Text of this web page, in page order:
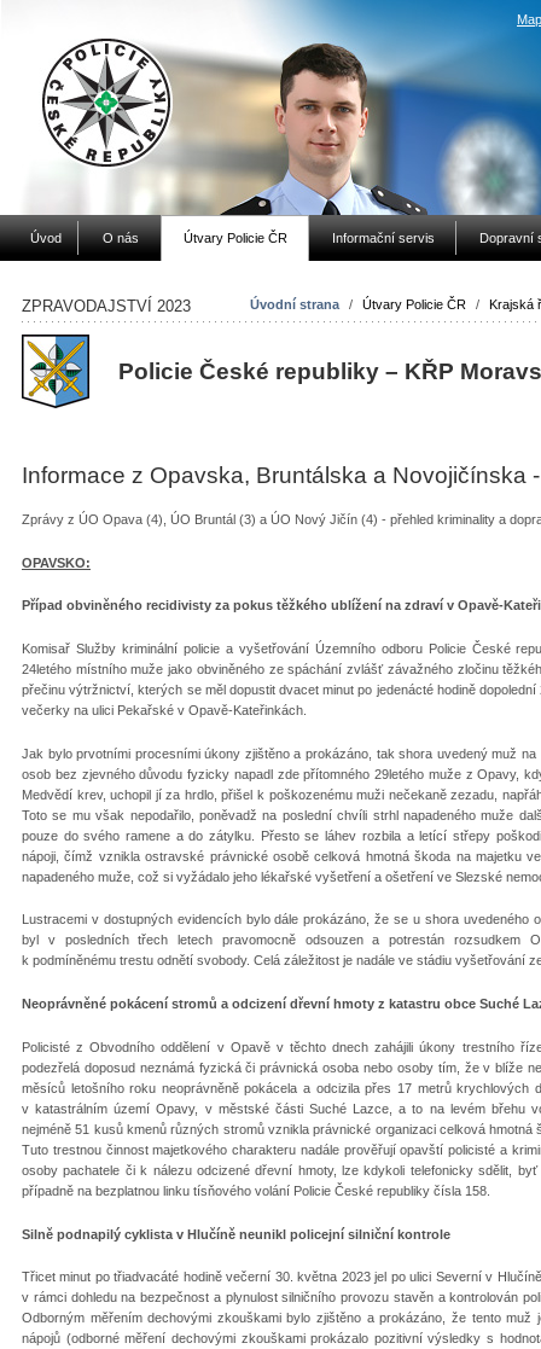
Úvod O nás Útvary Policie ČR Informační servis Dopravní
Úvodní strana / Útvary Policie ČR / Krajská
ZPRAVODAJSTVÍ 2023
Policie České republiky – KŘP
Informace z Opavska, Bruntálska a Novojičínska
Zprávy z ÚO Opava (4), ÚO Bruntál (3) a ÚO Nový Jičín (4) - přehled kriminality a
OPAVSKO:
Případ obviněného recidivisty za pokus těžkého ublížení na zdraví v Opavě-
Komisař Služby kriminální policie a vyšetřování Územního odboru Policie České
24letého místního muže jako obviněného ze spáchání zvlášť závažného zločinu
přečinu výtržnictví, kterých se měl dopustit dvacet minut po jedenácté hodině
večerky na ulici Pekařské v Opavě-Kateřinkách.
Jak bylo prvotními procesními úkony zjištěno a prokázáno, tak shora uvedený muž
osob bez zjevného důvodu fyzicky napadl zde přítomného 29letého muže z Opavy,
Medvědí krev, uchopil jí za hrdlo, přišel k poškozenému muži nečekaně zezadu,
Toto se mu však nepodařilo, poněvadž na poslední chvíli strhl napadeného muže
pouze do svého ramene a do zátylku. Přesto se láhev rozbila a letící střepy
nápoji, čímž vznikla ostravské právnické osobě celková hmotná škoda na majetku
napadeného muže, což si vyžádalo jeho lékařské vyšetření a ošetření ve Slezské
Lustracemi v dostupných evidencích bylo dále prokázáno, že se u shora uvedeného
byl v posledních třech letech pravomocně odsouzen a potrestán rozsudkem
k podmíněnému trestu odnětí svobody. Celá záležitost je nadále ve stádiu vyšetřování
Neoprávněné pokácení stromů a odcizení dřevní hmoty z katastru obce Suché
Policisté z Obvodního oddělení v Opavě v těchto dnech zahájili úkony trestního
podezřelá doposud neznámá fyzická či právnická osoba nebo osoby tím, že v blíže
měsíců letošního roku neoprávněně pokácela a odcizila přes 17 metrů krychlových
v katastrálním území Opavy, v městské části Suché Lazce, a to na levém břehu
nejméně 51 kusů kmenů různých stromů vznikla právnické organizaci celková
Tuto trestnou činnost majetkového charakteru nadále prověřují opavští policisté a
osoby pachatele či k nálezu odcizené dřevní hmoty, lze kdykoli telefonicky sdělit,
případně na bezplatnou linku tísňového volání Policie České republiky čísla 158.
Silně podnapilý cyklista v Hlučíně neunikl policejní silniční kontrole
Třicet minut po třiadvacáté hodině večerní 30. května 2023 jel po ulici Severní v
v rámci dohledu na bezpečnost a plynulost silničního provozu stavěn a kontrolován
Odborným měřením dechovými zkouškami bylo zjištěno a prokázáno, že tento
nápojů (odborné měření dechovými zkouškami prokázalo pozitivní výsledky s